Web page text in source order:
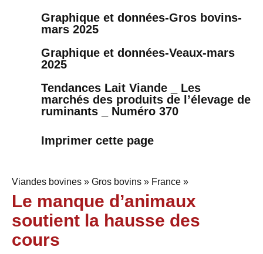
Graphique et données-Gros bovins-
mars 2025
Graphique et données-Veaux-mars
2025
Tendances Lait Viande _ Les
marchés des produits de l’élevage de
ruminants _ Numéro 370
Imprimer cette page
Viandes bovines » Gros bovins » France »
Le manque d’animaux
soutient la hausse des
cours